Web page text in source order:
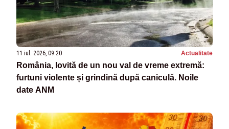
11 iul. 2026, 09:20 Actualitate
România, lovită de un nou val de vreme extremă:
furtuni violente și grindină după caniculă. Noile
date ANM